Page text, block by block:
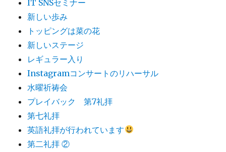
IT SNSセミナー
新しい歩み
トッピングは菜の花
新しいステージ
レギュラー入り
Instagramコンサートのリハーサル
水曜祈祷会
プレイバック 第7礼拝
第七礼拝
英語礼拝が行われています
第二礼拝 ②